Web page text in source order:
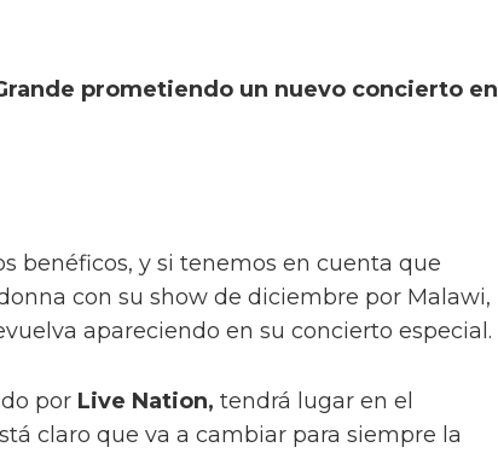
prometiendo un nuevo concierto en
benéficos, y si tenemos en cuenta que
con su show de diciembre por Malawi,
apareciendo en su concierto especial.
por Live Nation, tendrá lugar en el
claro que va a cambiar para siempre la